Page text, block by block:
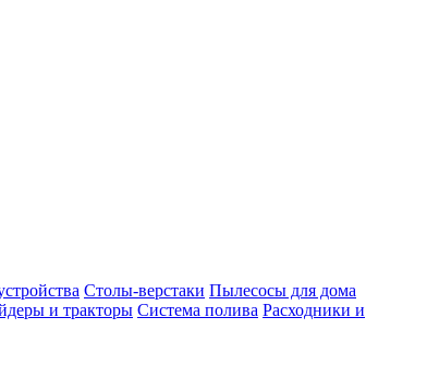
Столы-верстаки Пылесосы для дома
и тракторы Система полива Расходники и